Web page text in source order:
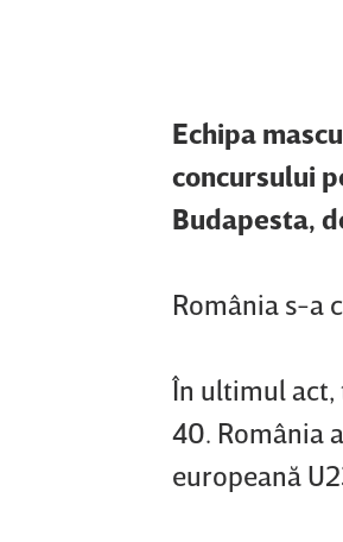
Echipa
concursului
Budapesta,
România s-a
În ultimul act,
40. România
europeană